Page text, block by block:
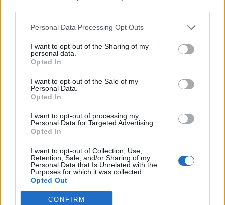
Personal Data Processing Opt Outs
I want to opt-out of the Sharing of my
personal data.
Opted In
I want to opt-out of the Sale of my
Personal Data.
Opted In
I want to opt-out of processing my
Personal Data for Targeted Advertising.
Opted In
I want to opt-out of Collection, Use,
Retention, Sale, and/or Sharing of my
Personal Data that Is Unrelated with the
Purposes for which it was collected.
Opted Out
CONFIRM
2026. augusztus 08., szombat
Hétvégén is folytatódik a gázolaj